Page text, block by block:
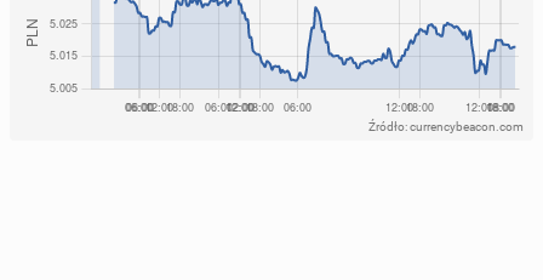
Źródło: currencybeacon.com